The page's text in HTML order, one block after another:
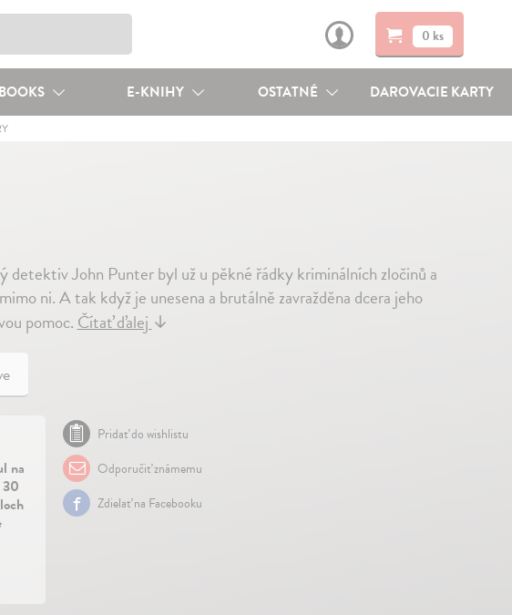
0 ks
BOOKS E-KNIHY OSTATNÉ DAROVACIE KARTY
detektiv John Punter byl už u pěkné řádky kriminálních zločinů a
ni. A tak když je unesena a brutálně zavražděna dcera jeho
pomoc.Čítať ďalej↓
na
30
Pridať do wishlistu
Odporučiť známemu
Zdielať na Facebooku